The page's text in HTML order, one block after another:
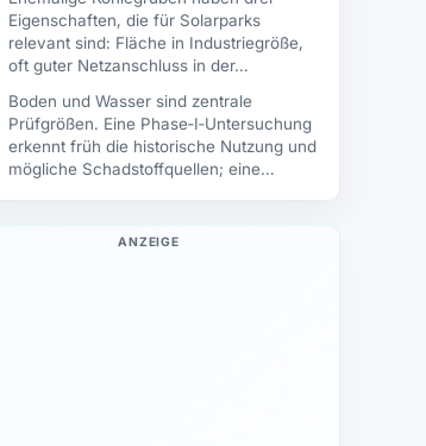
Eigenschaften, die für Solarparks
relevant sind: Fläche in Industriegröße,
oft guter Netzanschluss in der…
Boden und Wasser sind zentrale
Prüfgrößen. Eine Phase‑I‑Untersuchung
erkennt früh die historische Nutzung und
mögliche Schadstoffquellen; eine
ANZEIGE